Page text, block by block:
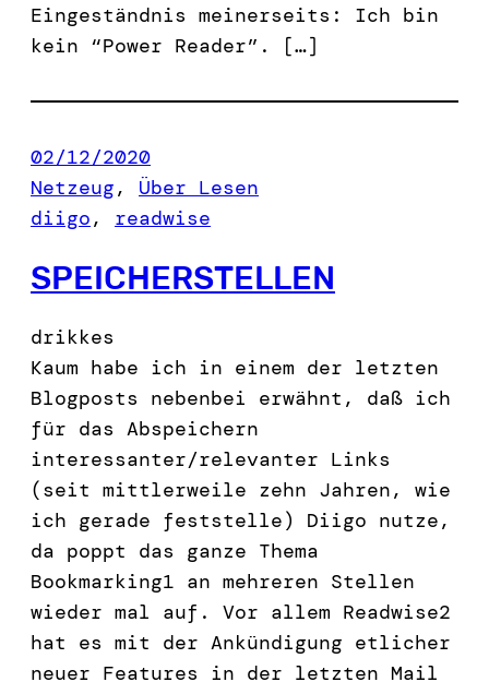
Eingeständnis meinerseits: Ich bin
kein “Power Reader”. […]
02/12/2020
Netzeug, Über Lesen
diigo, readwise
SPEICHERSTELLEN
drikkes
Kaum habe ich in einem der letzten
Blogposts nebenbei erwähnt, daß ich
für das Abspeichern
interessanter/relevanter Links
(seit mittlerweile zehn Jahren, wie
ich gerade feststelle) Diigo nutze,
da poppt das ganze Thema
Bookmarking1 an mehreren Stellen
wieder mal auf. Vor allem Readwise2
hat es mit der Ankündigung etlicher
neuer Features in der letzten Mail